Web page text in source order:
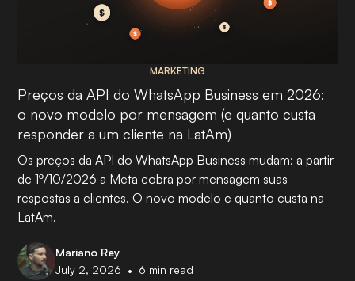
MARKETING
Preços da API do WhatsApp Business em 2026:
o novo modelo por mensagem (e quanto custa
responder a um cliente na LatAm)
Os preços da API do WhatsApp Business mudam: a partir
de 1º/10/2026 a Meta cobra por mensagem suas
respostas a clientes. O novo modelo e quanto custa na
LatAm.
Mariano Rey
July 2, 2026 • 6 min read